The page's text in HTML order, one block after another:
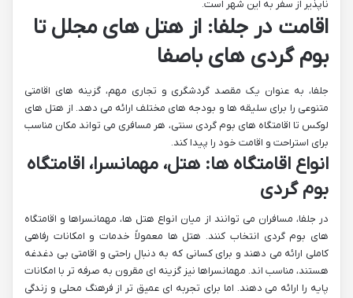
ناپذیر از سفر به این شهر است.
اقامت در جلفا: از هتل های مجلل تا
بوم گردی های باصفا
جلفا، به عنوان یک مقصد گردشگری و تجاری مهم، گزینه های اقامتی
متنوعی را برای سلیقه ها و بودجه های مختلف ارائه می دهد. از هتل های
لوکس تا اقامتگاه های بوم گردی سنتی، هر مسافری می تواند مکان مناسب
برای استراحت و اقامت خود را پیدا کند.
انواع اقامتگاه ها: هتل، مهمانسرا، اقامتگاه
بوم گردی
در جلفا، مسافران می توانند از میان انواع هتل ها، مهمانسراها و اقامتگاه
های بوم گردی انتخاب کنند. هتل ها معمولاً خدمات و امکانات رفاهی
کاملی ارائه می دهند و برای کسانی که به دنبال راحتی و اقامتی بی دغدغه
هستند، مناسب اند. مهمانسراها نیز گزینه ای مقرون به صرفه تر با امکانات
پایه را ارائه می دهند. اما برای تجربه ای عمیق تر از فرهنگ محلی و زندگی